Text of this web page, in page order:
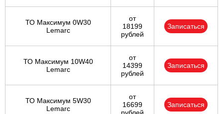
ТО Максимум 0W30
Lemarc
от
18199
рублей
Записаться
ТО Максимум 10W40
Lemarc
от
14399
рублей
Записаться
ТО Максимум 5W30
Lemarc
от
16699
Записаться